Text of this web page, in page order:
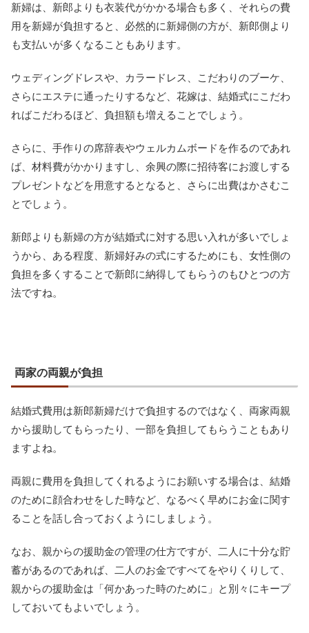
新婦は、新郎よりも衣装代がかかる場合も多く、それらの費
用を新婦が負担すると、必然的に新婦側の方が、新郎側より
も支払いが多くなることもあります。
ウェディングドレスや、カラードレス、こだわりのブーケ、
さらにエステに通ったりするなど、花嫁は、結婚式にこだわ
ればこだわるほど、負担額も増えることでしょう。
さらに、手作りの席辞表やウェルカムボードを作るのであれ
ば、材料費がかかりますし、余興の際に招待客にお渡しする
プレゼントなどを用意するとなると、さらに出費はかさむこ
とでしょう。
新郎よりも新婦の方が結婚式に対する思い入れが多いでしょ
うから、ある程度、新婦好みの式にするためにも、女性側の
負担を多くすることで新郎に納得してもらうのもひとつの方
法ですね。
両家の両親が負担
結婚式費用は新郎新婦だけで負担するのではなく、両家両親
から援助してもらったり、一部を負担してもらうこともあり
ますよね。
両親に費用を負担してくれるようにお願いする場合は、結婚
のために顔合わせをした時など、なるべく早めにお金に関す
ることを話し合っておくようにしましょう。
なお、親からの援助金の管理の仕方ですが、二人に十分な貯
蓄があるのであれば、二人のお金ですべてをやりくりして、
親からの援助金は「何かあった時のために」と別々にキープ
しておいてもよいでしょう。